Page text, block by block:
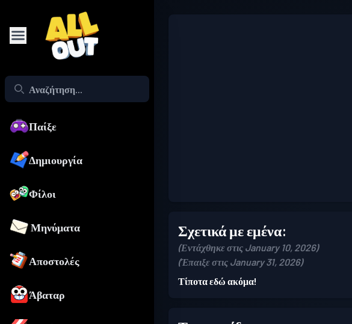
Παίξε
Δημιουργία
Φίλοι
Μηνύματα
Αποστολές
Άβαταρ
Σχετικά με εμένα:
(Εντάχθηκε στις January 10, 2026)
(Έπαιξε στις January 31, 2026)
Τίποτα εδώ ακόμα!